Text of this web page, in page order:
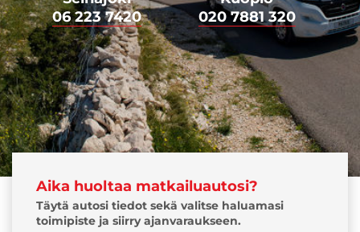
06 223 7420
020 7881 320
Aika huoltaa matkailuautosi?
Täytä autosi tiedot sekä valitse haluamasi
toimipiste ja siirry ajanvaraukseen.